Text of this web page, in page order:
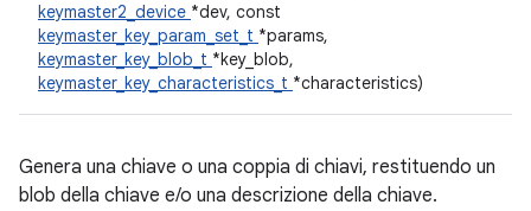
keymaster2_device *dev, const
keymaster_key_param_set_t *params,
keymaster_key_blob_t *key_blob,
keymaster_key_characteristics_t *characteristics)
Genera una chiave o una coppia di chiavi, restituendo un
blob della chiave e/o una descrizione della chiave.